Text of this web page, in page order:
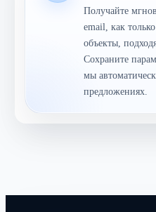
Получайте
email, как
объекты,
Сохраните
мы
предложениях.